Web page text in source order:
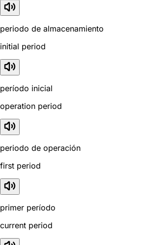
periodo de almacenamiento
initial period
período inicial
operation period
periodo de operación
first period
primer período
current period